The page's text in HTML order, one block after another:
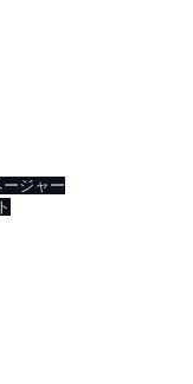
ジャー